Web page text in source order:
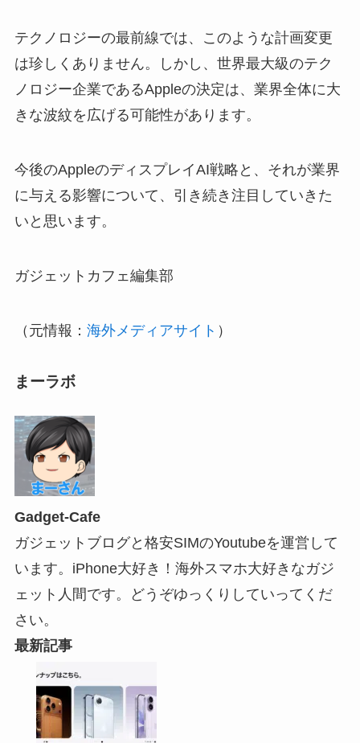
テクノロジーの最前線では、このような計画変更
は珍しくありません。しかし、世界最大級のテク
ノロジー企業であるAppleの決定は、業界全体に大
きな波紋を広げる可能性があります。
今後のAppleのディスプレイAI戦略と、それが業界
に与える影響について、引き続き注目していきた
いと思います。
ガジェットカフェ編集部
（元情報： 海外メディアサイト ）
まーラボ
Gadget-Cafe
ガジェットブログと格安SIMのYoutubeを運営して
います。iPhone大好き！海外スマホ大好きなガジ
ェット人間です。どうぞゆっくりしていってくだ
さい。
最新記事